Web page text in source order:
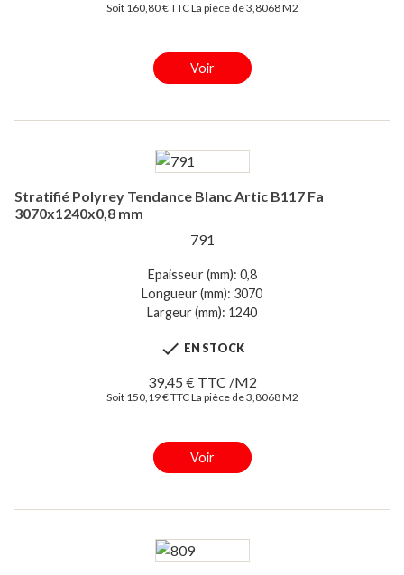
Soit 160,80 € TTC La pièce de 3,8068 M2
Voir
Stratifié Polyrey Tendance Blanc Artic B117 Fa
3070x1240x0,8 mm
791
Epaisseur (mm): 0,8
Longueur (mm): 3070
Largeur (mm): 1240
 EN STOCK
39,45 € TTC /M2
Soit 150,19 € TTC La pièce de 3,8068 M2
Voir